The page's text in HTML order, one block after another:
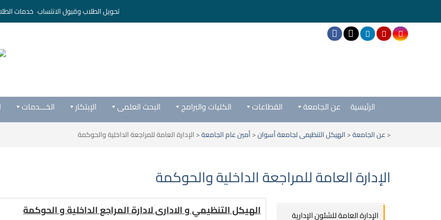
تحويل الطلاب وقبول الانتساب خدمات
الخـــدمات الإبتكار البحث العلمى الكليات والبرامج القطاعات عن الجامعة الرئيسية
<عن الجامعة<الهيكل التنظيمى لجامعة أسوان<أمين عام الجامعة<الإدارة العامة للمراجعة الداخلية والحوكمة
الإدارة العامة للمراجعة الداخلية والحوكمة
الهيكل التنظيمي و الادارى لادارة المراجع الداخلية و الحوكمة
الإدارة العامة للشئون الإدارية